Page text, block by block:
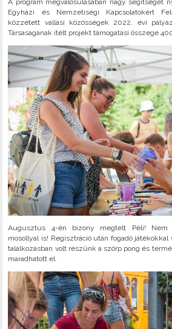
A program megvalósulásában nagy segítséget
Egyházi és Nemzetiségi Kapcsolatokért
közzétett vallási közösségek 2022. évi
Társaságának ítélt projekt támogatási összege
Augusztus 4-én bizony megtelt Péli! Nem
mosollyal is! Regisztráció után fogadó
találkozásban volt részünk a szörp pong és
maradhatott el.